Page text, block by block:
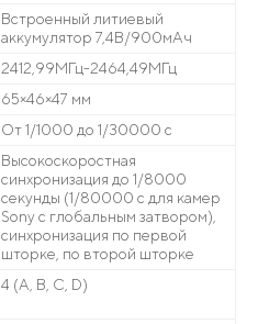
Встроенный литиевый
аккумулятор 7,4В/900мАч
2412,99MГц-2464,49MГц
65×46×47 мм
От 1/1000 до 1/30000 с
Высокоскоростная
синхронизация до 1/8000
секунды (1/80000 с для камер
Sony с глобальным затвором),
синхронизация по первой
шторке, по второй шторке
4 (A, B, C, D)